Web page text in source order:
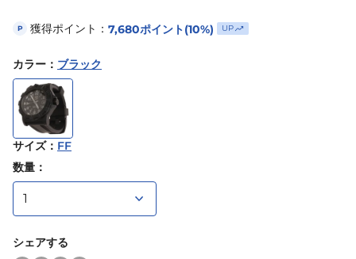
P 獲得ポイント： 7,680ポイント(10%) UP
カラー ： ブラック
サイズ： FF
数量：
シェアする